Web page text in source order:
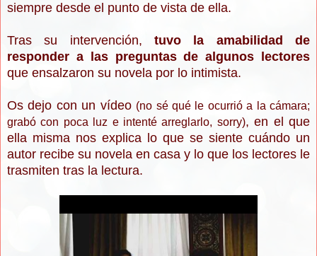
siempre desde el punto de vista de ella.
Tras su intervención, tuvo la amabilidad de
responder a las preguntas de algunos lectores
que ensalzaron su novela por lo intimista.
Os dejo con un vídeo (no sé qué le ocurrió a la cámara;
grabó con poca luz e intenté arreglarlo, sorry), en el que
ella misma nos explica lo que se siente cuándo un
autor recibe su novela en casa y lo que los lectores le
trasmiten tras la lectura.